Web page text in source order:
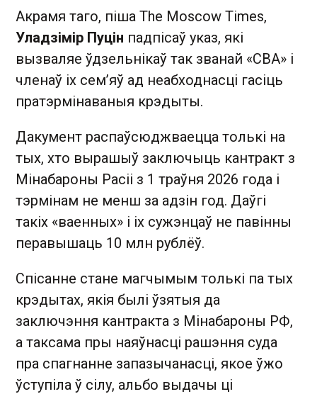
Акрамя таго, піша The Moscow Times,
Уладзімір Пуцін падпісаў указ, які
вызваляе ўдзельнікаў так званай «СВА» і
членаў іх сем’яў ад неабходнасці гасіць
пратэрмінаваныя крэдыты.
Дакумент распаўсюджваецца толькі на
тых, хто вырашыў заключыць кантракт з
Мінабароны Расіі з 1 траўня 2026 года і
тэрмінам не менш за адзін год. Даўгі
такіх «ваенных» і іх сужэнцаў не павінны
перавышаць 10 млн рублёў.
Спісанне стане магчымым толькі па тых
крэдытах, якія былі ўзятыя да
заключэння кантракта з Мінабароны РФ,
а таксама пры наяўнасці рашэння суда
пра спагнанне запазычанасці, якое ўжо
ўступіла ў сілу, альбо выдачы ці